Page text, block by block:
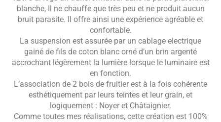
blanche, Il ne chauffe que très peu et ne produit aucun
bruit parasite. Il offre ainsi une expérience agréable et
confortable.
La suspension est assurée par un cablage electrique
gainé de fils de coton blanc orné d’un brin argenté
accrochant légèrement la lumière lorsque le luminaire est
en fonction.
L’association de 2 bois de fruitier est à la fois cohérente
esthétiquement par leurs teintes et leur grain, et
logiquement : Noyer et Châtaignier.
Comme toutes mes réalisations, cette création est 100%